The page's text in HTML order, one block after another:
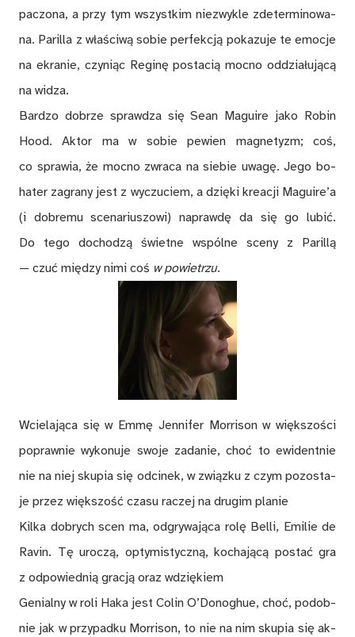
pa­czo­na, a przy tym wszyst­kim nie­zwy­kle zde­ter­mi­no­wa­
na. Pa­ri­lla z wła­ści­wą so­bie per­fek­cją po­ka­zu­je te emo­cje
na ekra­nie, czy­niąc Re­gi­nę po­sta­cią moc­no od­dzia­łu­ją­cą
na wi­dza.
Bar­dzo do­brze spraw­dza się Sean Ma­gu­ire jako Ro­bin
Hood. Ak­tor ma w so­bie pe­wien ma­gne­tyzm; coś,
co spra­wia, że moc­no zwra­ca na sie­bie uwa­gę. Jego bo­
ha­ter za­gra­ny jest z wy­czu­ciem, a dzię­ki kre­acji Ma­guire’a
(i do­bre­mu sce­na­riu­szo­wi) na­praw­dę da się go lu­bić.
Do tego do­cho­dzą świet­ne wspól­ne sce­ny z Pa­ri­llą
— czuć mię­dzy nimi coś w po­wie­trzu.
Wcie­la­ją­ca się w Emmę Je­nni­fer Mo­rri­son w więk­szo­ści
po­praw­nie wy­ko­nu­je swo­je za­da­nie, choć to ewi­dent­nie
nie na niej sku­pia się od­ci­nek, w związ­ku z czym po­zo­sta­
je przez więk­szość cza­su ra­czej na dru­gim pla­nie
Kil­ka do­brych scen ma, od­gry­wa­ją­ca ro­lę Bel­li, Emi­lie de
Ra­vin. Tę uro­czą, opty­mi­stycz­ną, ko­cha­ją­cą po­stać gra
z od­po­wied­nią gra­cją oraz wdzię­kiem
Ge­nial­ny w roli Haka jest Co­lin O’Do­no­ghue, choć, po­dob­
nie jak w przy­pad­ku Mo­rri­son, to nie na nim sku­pia się ak­